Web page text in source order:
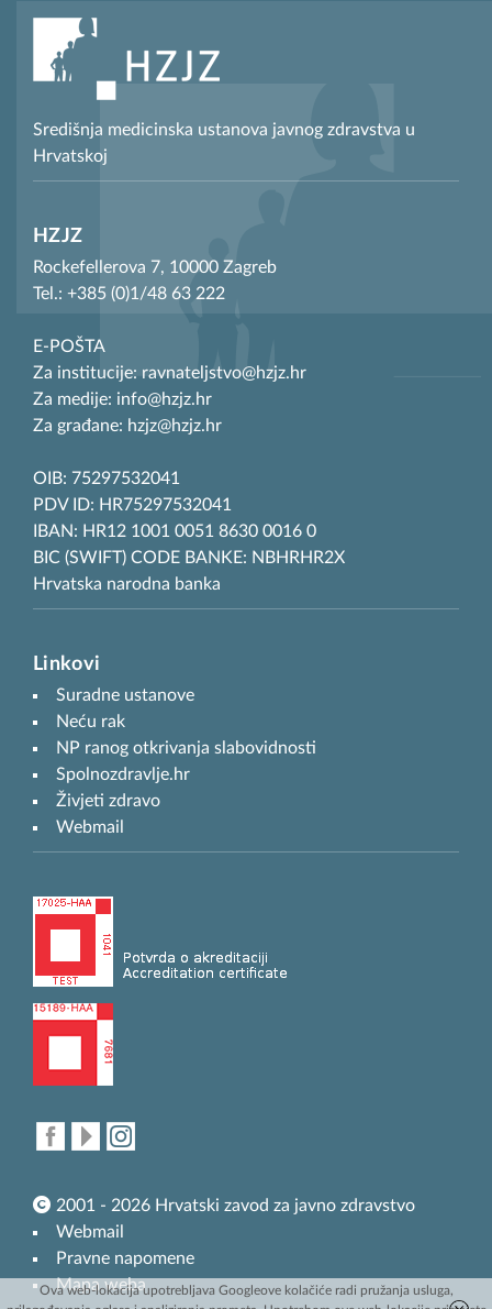
Središnja medicinska ustanova javnog zdravstva u
Hrvatskoj
HZJZ
Rockefellerova 7, 10000 Zagreb
Tel.: +385 (0)1/48 63 222
E-POŠTA
Za institucije: ravnateljstvo@hzjz.hr
Za medije: info@hzjz.hr
Za građane: hzjz@hzjz.hr
OIB: 75297532041
PDV ID: HR75297532041
IBAN: HR12 1001 0051 8630 0016 0
BIC (SWIFT) CODE BANKE: NBHRHR2X
Hrvatska narodna banka
Linkovi
Suradne ustanove
Neću rak
NP ranog otkrivanja slabovidnosti
Spolnozdravlje.hr
Živjeti zdravo
Webmail
2001 - 2026 Hrvatski zavod za javno zdravstvo
Webmail
Pravne napomene
Mapa weba
Ova web-lokacija upotrebljava Googleove kolačiće radi pružanja usluga,